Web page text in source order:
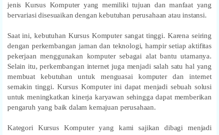
jenis Kursus Komputer yang memiliki tujuan dan manfaat yang
bervariasi disesuaikan dengan kebutuhan perusahaan atau instansi.
Saat ini, kebutuhan Kursus Komputer sangat tinggi. Karena seiring
dengan perkembangan jaman dan teknologi, hampir setiap aktifitas
pekerjaan menggunakan komputer sebagai alat bantu utamanya.
Selain itu, perkembangan internet juga menjadi salah satu hal yang
membuat kebutuhan untuk menguasai komputer dan internet
semakin tinggi. Kursus Komputer ini dapat menjadi sebuah solusi
untuk meningkatkan kinerja karyawan sehingga dapat memberikan
pengaruh yang baik dalam kemajuan perusahaan.
Kategori Kursus Komputer yang kami sajikan dibagi menjadi